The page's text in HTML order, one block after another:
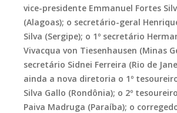
vice-presidente Emmanuel Fortes
(Alagoas); o secretário-geral
Silva (Sergipe); o 1º secretário
Vivacqua von Tiesenhausen (Minas
secretário Sidnei Ferreira (Rio de
ainda a nova diretoria o 1º
Silva Gallo (Rondônia); o 2º
Paiva Madruga (Paraíba); o